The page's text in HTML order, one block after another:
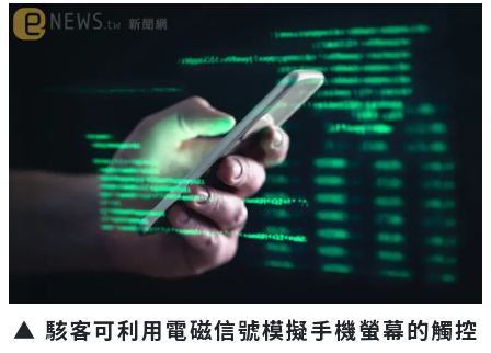
▲ 駭客可利用電磁信號模擬手機螢幕的觸控